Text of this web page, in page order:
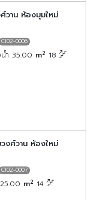
วาน ห้องมุมใหม่
CI02-0006
ำ 35.00 m2 18
งศ์วาน ห้องใหม่
CI02-0007
m2 14